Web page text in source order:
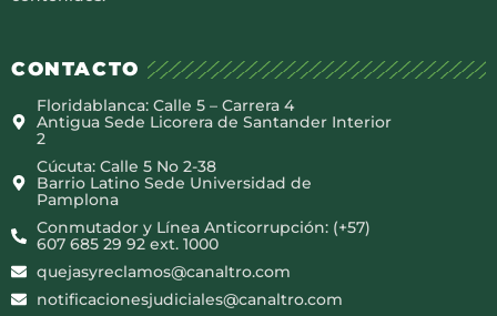
CONTACTO
Floridablanca: Calle 5 – Carrera 4
Antigua Sede Licorera de Santander Interior
2
Cúcuta: Calle 5 No 2-38
Barrio Latino Sede Universidad de
Pamplona
Conmutador y Línea Anticorrupción: (+57)
607 685 29 92 ext. 1000
quejasyreclamos@canaltro.com
notificacionesjudiciales@canaltro.com